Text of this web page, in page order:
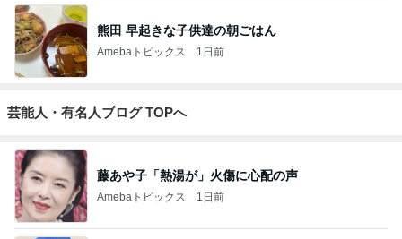
熊田 早起きな子供達の朝ごはん
Amebaトピックス 1日前
芸能人・有名人ブログ TOPへ
藤あや子「熱湯が」火傷に心配の声
Amebaトピックス 1日前